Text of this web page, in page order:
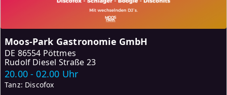
Moos-Park Gastronomie GmbH
DE 86554 Pöttmes
Rudolf Diesel Straße 23
20.00 - 02.00 Uhr
Tanz: Discofox